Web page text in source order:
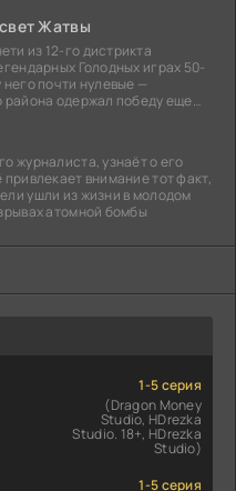
Жатвы
из 12-го дистрикта
Голодных играх 50-
почти нулевые —
района одержал победу еще
журналиста, узнаёт о его
внимание тот факт,
ушли из жизни в молодом
атомной бомбы
1-5 серия
(Dragon Money
Studio, HDrezka
Studio. 18+, HDrezka
Studio)
1-5 серия